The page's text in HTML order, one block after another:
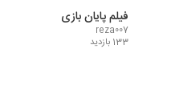
فیلم پایان بازی
reza007
133 بازدید